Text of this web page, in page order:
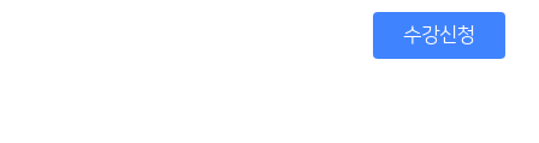
수강신청